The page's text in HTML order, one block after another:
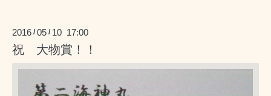
2016 /05 / 10 17:00
祝 大物賞！！